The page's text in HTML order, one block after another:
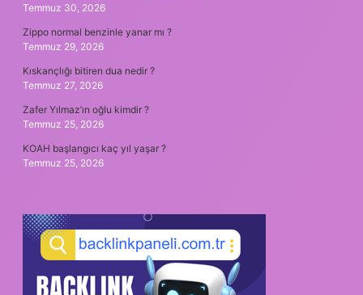
Temmuz 30, 2026
Zippo normal benzinle yanar mı ?
Temmuz 29, 2026
Kıskançlığı bitiren dua nedir ?
Temmuz 27, 2026
Zafer Yılmaz’ın oğlu kimdir ?
Temmuz 25, 2026
KOAH başlangıcı kaç yıl yaşar ?
Temmuz 25, 2026